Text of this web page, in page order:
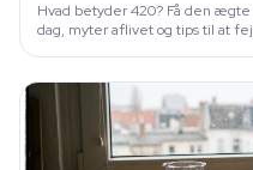
Hvad betyder 420? Få den
dag, myter aflivet og tips til at